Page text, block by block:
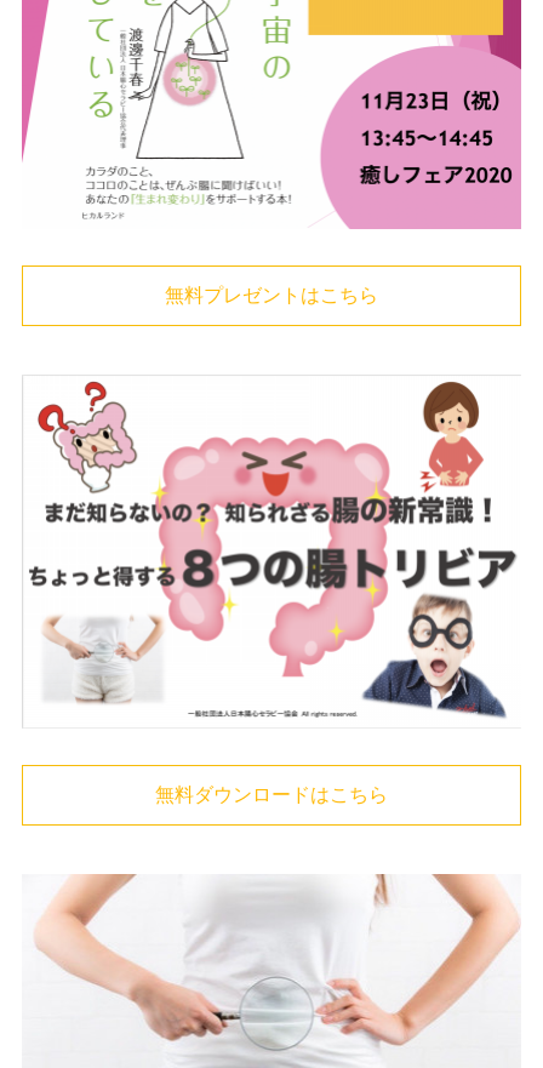
無料プレゼントはこちら
無料ダウンロードはこちら